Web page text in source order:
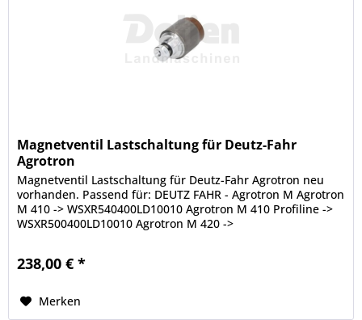
Magnetventil Lastschaltung für Deutz-Fahr
Agrotron
Magnetventil Lastschaltung für Deutz-Fahr Agrotron neu
vorhanden. Passend für: DEUTZ FAHR - Agrotron M Agrotron
M 410 -> WSXR540400LD10010 Agrotron M 410 Profiline ->
WSXR500400LD10010 Agrotron M 420 ->
238,00 € *
Merken